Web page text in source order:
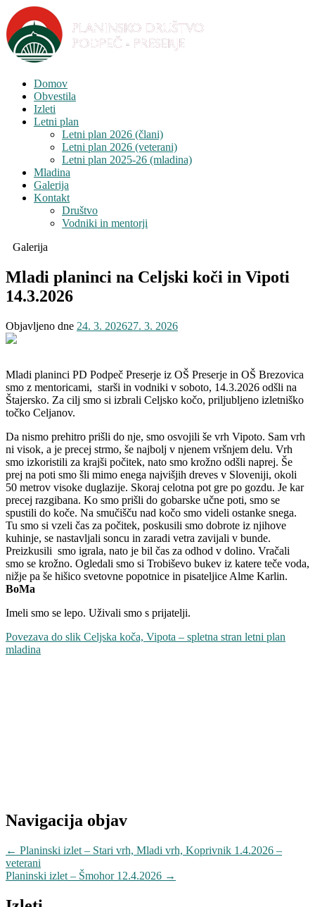
Domov
Obvestila
Izleti
Letni plan
Letni plan 2026 (člani)
Letni plan 2026 (veterani)
Letni plan 2025-26 (mladina)
Mladina
Galerija
Kontakt
Društvo
Vodniki in mentorji
Galerija
Mladi planinci na Celjski koči in Vipoti
14.3.2026
Objavljeno dne 24. 3. 202627. 3. 2026
Mladi planinci PD Podpeč Preserje iz OŠ Preserje in OŠ Brezovica
smo z mentoricami, starši in vodniki v soboto, 14.3.2026 odšli na
Štajersko. Za cilj smo si izbrali Celjsko kočo, priljubljeno izletniško
točko Celjanov.
Da nismo prehitro prišli do nje, smo osvojili še vrh Vipoto. Sam vrh
ni visok, a je precej strmo, še najbolj v njenem vršnjem delu. Vrh
smo izkoristili za krajši počitek, nato smo krožno odšli naprej. Še
prej na poti smo šli mimo enega najvišjih dreves v Sloveniji, okoli
50 metrov visoke duglazije. Skoraj celotna pot gre po gozdu. Je kar
precej razgibana. Ko smo prišli do gobarske učne poti, smo se
spustili do koče. Na smučišču nad kočo smo videli ostanke snega.
Tu smo si vzeli čas za počitek, poskusili smo dobrote iz njihove
kuhinje, se nastavljali soncu in zaradi vetra zavijali v bunde.
Preizkusili smo igrala, nato je bil čas za odhod v dolino. Vračali
smo se krožno. Ogledali smo si Trobiševo bukev iz katere teče voda,
nižje pa še hišico svetovne popotnice in pisateljice Alme Karlin.
BoMa
Imeli smo se lepo. Uživali smo s prijatelji.
Povezava do slik Celjska koča, Vipota – spletna stran letni plan
mladina
Navigacija objav
← Planinski izlet – Stari vrh, Mladi vrh, Koprivnik 1.4.2026 –
veterani
Planinski izlet – Šmohor 12.4.2026 →